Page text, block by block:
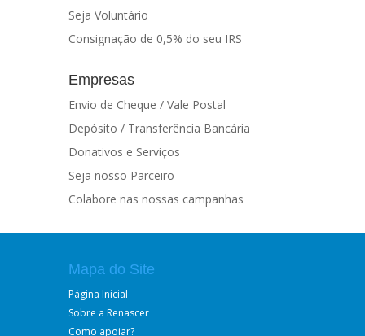
Seja Voluntário
Consignação de 0,5% do seu IRS
Empresas
Envio de Cheque / Vale Postal
Depósito / Transferência Bancária
Donativos e Serviços
Seja nosso Parceiro
Colabore nas nossas campanhas
Mapa do Site
Página Inicial
Sobre a Renascer
Como apoiar?